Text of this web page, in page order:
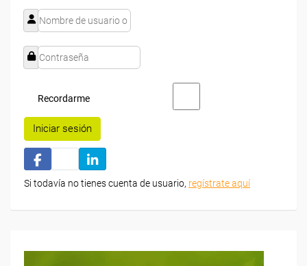
Recordarme
Iniciar sesión
Si todavía no tienes cuenta de usuario, regístrate aquí